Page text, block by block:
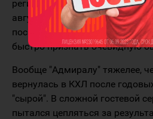
регион тренера-новичка
августе его уволить. Да, над
посмеялись, но там хотя бы
быстро признать очевидную
Вообще "Адмиралу" тяжелее,
вернулась в КХЛ после
"сырой". В сложной гостевой
пытался цепляться за